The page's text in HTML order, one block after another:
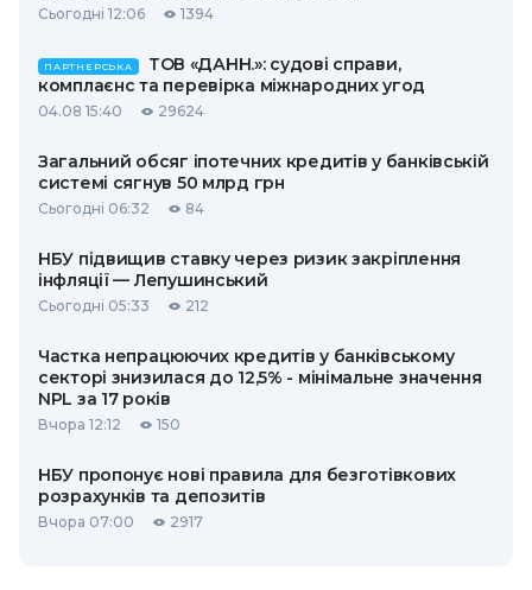
Сьогодні 12:06 1394
ПАРТНЕРСЬКА
ТОВ «ДАНН.»: судові справи,
комплаєнс та перевірка міжнародних угод
04.08 15:40 29624
Загальний обсяг іпотечних кредитів у банківській
системі сягнув 50 млрд грн
Сьогодні 06:32 84
НБУ підвищив ставку через ризик закріплення
інфляції — Лепушинський
Сьогодні 05:33 212
Частка непрацюючих кредитів у банківському
секторі знизилася до 12,5% - мінімальне значення
NPL за 17 років
Вчора 12:12 150
НБУ пропонує нові правила для безготівкових
розрахунків та депозитів
Вчора 07:00 2917